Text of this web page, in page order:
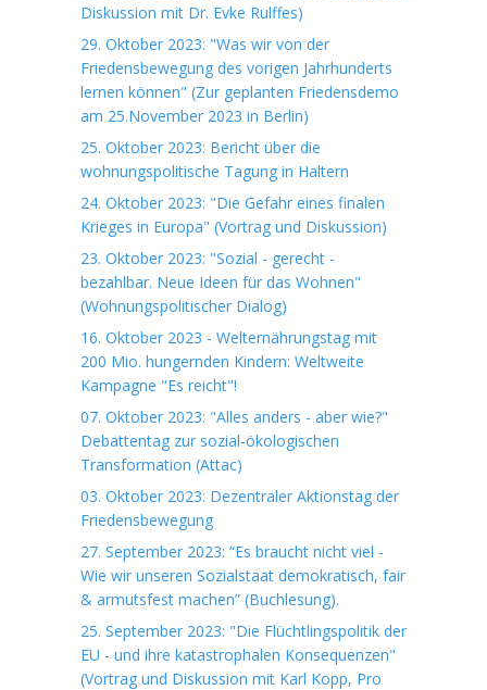
Diskussion mit Dr. Evke Rulffes)
29. Oktober 2023: "Was wir von der
Friedensbewegung des vorigen Jahrhunderts
lernen können" (Zur geplanten Friedensdemo
am 25.November 2023 in Berlin)
25. Oktober 2023: Bericht über die
wohnungspolitische Tagung in Haltern
24. Oktober 2023: "Die Gefahr eines finalen
Krieges in Europa" (Vortrag und Diskussion)
23. Oktober 2023: "Sozial - gerecht -
bezahlbar. Neue Ideen für das Wohnen"
(Wohnungspolitischer Dialog)
16. Oktober 2023 - Welternährungstag mit
200 Mio. hungernden Kindern: Weltweite
Kampagne "Es reicht"!
07. Oktober 2023: "Alles anders - aber wie?"
Debattentag zur sozial-ökologischen
Transformation (Attac)
03. Oktober 2023: Dezentraler Aktionstag der
Friedensbewegung
27. September 2023: “Es braucht nicht viel -
Wie wir unseren Sozialstaat demokratisch, fair
& armutsfest machen” (Buchlesung).
25. September 2023: "Die Flüchtlingspolitik der
EU - und ihre katastrophalen Konsequenzen"
(Vortrag und Diskussion mit Karl Kopp, Pro